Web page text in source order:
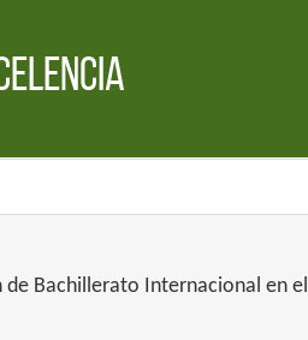
de Bachillerato Internacional en el